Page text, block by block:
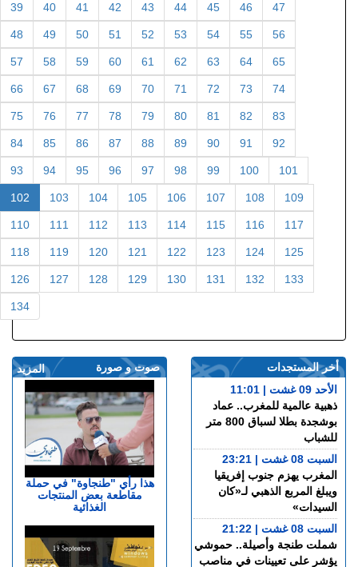
39 40 41 42 43 44 45 46 47
48 49 50 51 52 53 54 55 56
57 58 59 60 61 62 63 64 65
66 67 68 69 70 71 72 73 74
75 76 77 78 79 80 81 82 83
84 85 86 87 88 89 90 91 92
93 94 95 96 97 98 99 100 101
102 103 104 105 106 107 108 109
110 111 112 113 114 115 116 117
118 119 120 121 122 123 124 125
126 127 128 129 130 131 132 133
134
المزيد صوت و صورة
هذا رأي "طنجاوة" في حملة
مقاطعة بعض المنتجات
الغذائية
أخر المستجدات
الأحد 09 غشت | 11:01
ذهبية عالمية للمغرب.. عماد
بوشجدة بطلا لسباق 800 متر
للشباب
السبت 08 غشت | 23:21
المغرب يهزم جنوب إفريقيا
ويبلغ المربع الذهبي لـ«كان
السيدات»
السبت 08 غشت | 21:22
شملت طنجة وأصيلة.. حموشي
يؤشر على تعيينات في مناصب